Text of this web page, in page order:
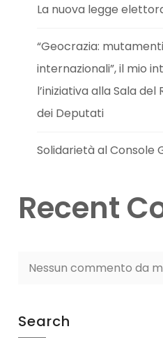
La nuova legge
“Geocrazia:
internazionali”, il mio
l’iniziativa alla Sala
dei Deputati
Solidarietà al Console
Recent
Nessun commento da
Search